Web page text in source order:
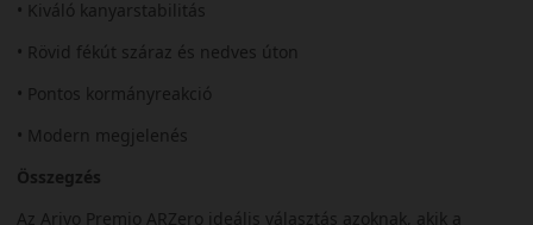
• Kiváló kanyarstabilitás
• Rövid fékút száraz és nedves úton
• Pontos kormányreakció
• Modern megjelenés
Összegzés
Az Arivo Premio ARZero ideális választás azoknak, akik a